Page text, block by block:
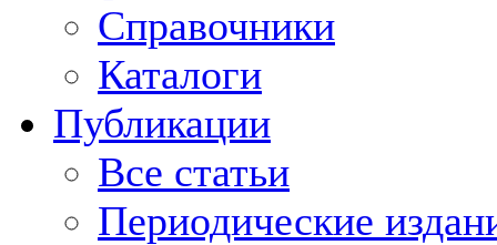
Справочники
Каталоги
Публикации
Все статьи
Периодические